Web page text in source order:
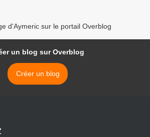
d'Aymeric sur le portail Overblog
un blog sur Overblog
Créer un blog